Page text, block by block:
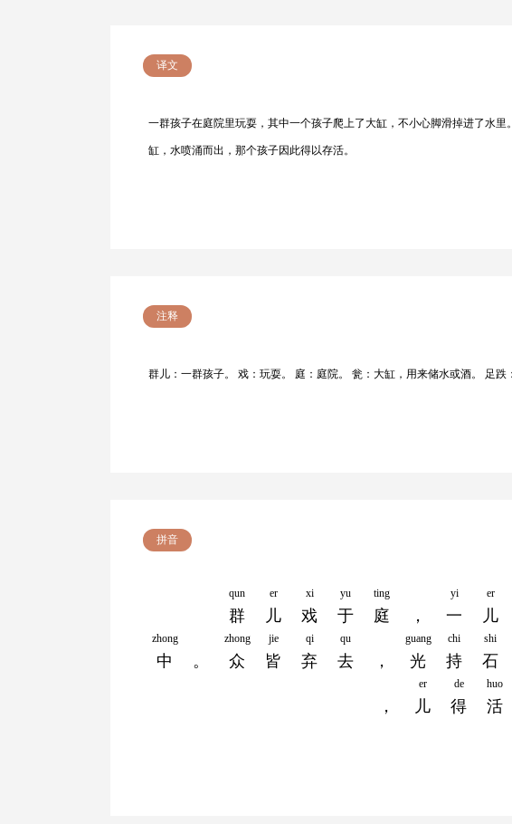
译文
一群孩子在庭院里玩耍，其中一个孩子爬上了大缸，不小心脚滑掉进了水
缸，水喷涌而出，那个孩子因此得以存活。
注释
群儿：一群孩子。 戏：玩耍。 庭：庭院。 瓮：大缸，用来储水或酒。 足跌
拼音
qun
群
er
儿
xi
戏
yu
于
ting
庭 ，
yi
一
er
儿
zhong
中 。
zhong
众
jie
皆
qi
弃
qu
去 ，
guang
光
chi
持
shi
石
，
er
儿
de
得
huo
活